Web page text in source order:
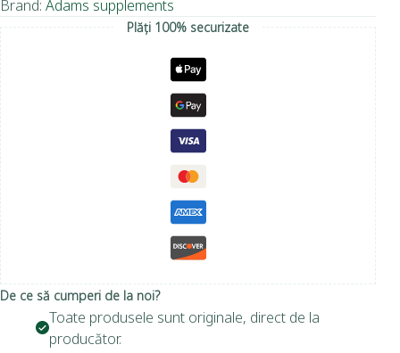
Brand: Adams supplements
Plăți 100% securizate
De ce să cumperi de la noi?
Toate produsele sunt originale, direct de la
producător.